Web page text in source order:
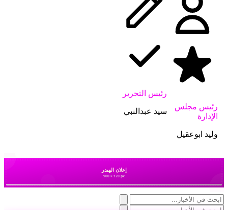
رئيس مجلس
الإدارة
وليد ابوعقيل
رئيس التحرير
سيد عبدالنبي